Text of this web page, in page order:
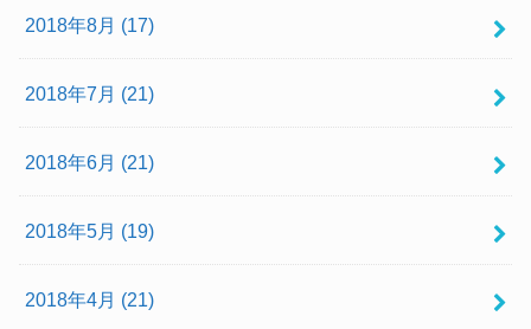
2018年8月 (17)
2018年7月 (21)
2018年6月 (21)
2018年5月 (19)
2018年4月 (21)